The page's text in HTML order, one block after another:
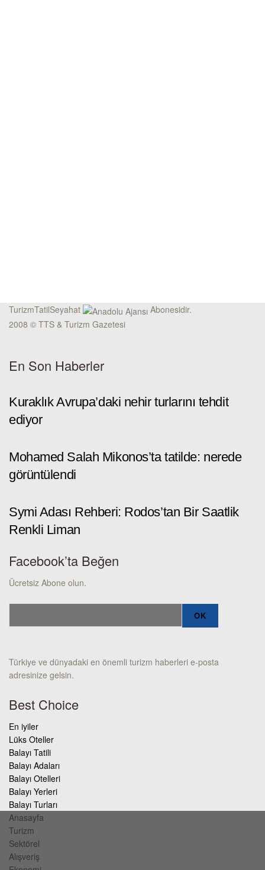
TurizmTatilSeyahat
Abonesidir.
2008 © TTS & Turizm Gazetesi
En Son Haberler
Kuraklık Avrupa’daki nehir turlarını tehdit
ediyor
Mohamed Salah Mikonos’ta tatilde: nerede
görüntülendi
Symi Adası Rehberi: Rodos’tan Bir Saatlik
Renkli Liman
Facebook’ta Beğen
Ücretsiz Abone olun.
Türkiye ve dünyadaki en önemli turizm haberleri e-posta
adresinize gelsin.
Best Choice
En iyiler
Lüks Oteller
Balayı Tatili
Balayı Adaları
Balayı Otelleri
Balayı Yerleri
Balayı Turları
Anasayfa
Turizm
Sektörel
Alışveriş